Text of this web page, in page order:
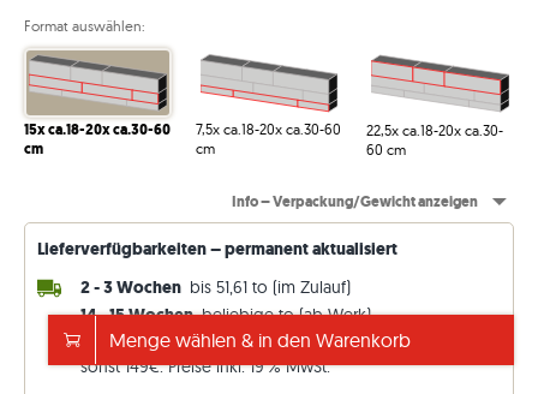
Format auswählen:
15x ca.18-20x ca.30-60
cm
7,5x ca.18-20x ca.30-60
cm
22,5x ca.18-20x ca.30-
60 cm
Info – Verpackung/Gewicht anzeigen
Lieferverfügbarkeiten – permanent aktualisiert
2 - 3 Wochen bis 51,61 to (im Zulauf)
14 - 15 Wochen beliebige to (ab Werk)
Versand frei ab 5.000€
sonst 149€. Preise inkl. 19 % MwSt.
Menge wählen & in den Warenkorb